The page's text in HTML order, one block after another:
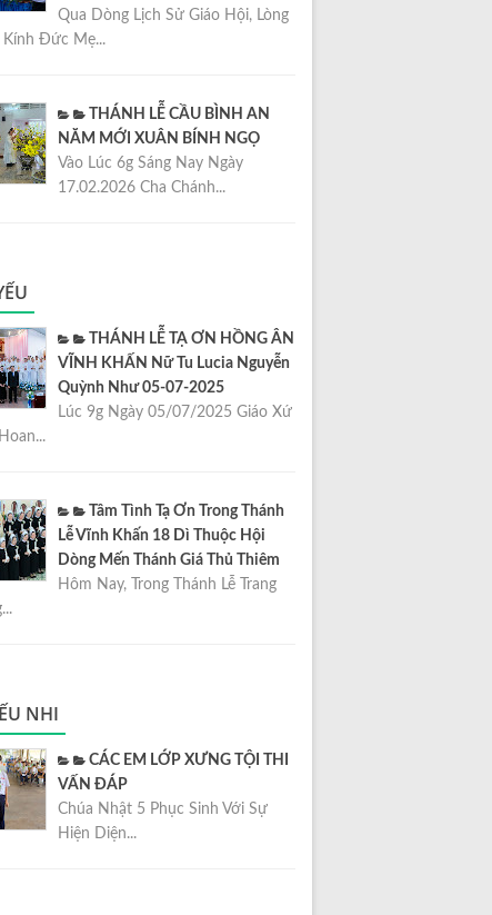
Qua Dòng Lịch Sử Giáo Hội, Lòng
Kính Đức Mẹ...
THÁNH LỄ CẦU BÌNH AN
NĂM MỚI XUÂN BÍNH NGỌ
Vào Lúc 6g Sáng Nay Ngày
17.02.2026 Cha Chánh...
THÁNH LỄ TẠ ƠN HỒNG ÂN
VĨNH KHẤN Nữ Tu Lucia Nguyễn
Quỳnh Như 05-07-2025
Lúc 9g Ngày 05/07/2025 Giáo Xứ
Tâm Tình Tạ Ơn Trong Thánh
Lễ Vĩnh Khấn 18 Dì Thuộc Hội
Dòng Mến Thánh Giá Thủ Thiêm
Hôm Nay, Trong Thánh Lễ Trang
NHI
CÁC EM LỚP XƯNG TỘI THI
VẤN ĐÁP
Chúa Nhật 5 Phục Sinh Với Sự
Hiện Diện...